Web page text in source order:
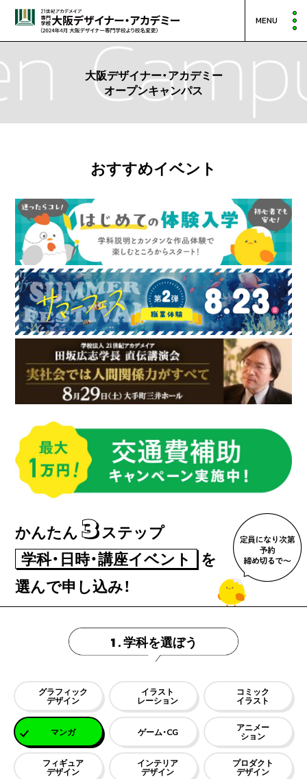
MENU
大阪デザイナー・アカデミー
オープンキャンパス
おすすめイベント
かんたん3ステップ
学科・日時・講座イベント
を
選んで申し込み！
1 .学科を選ぼう
グラフィック
デザイン
イラスト
レーション
コミック
イラスト
マンガ ゲーム・CG アニメー
ション
フィギュア
デザイン
インテリア
デザイン
プロダクト
デザイン